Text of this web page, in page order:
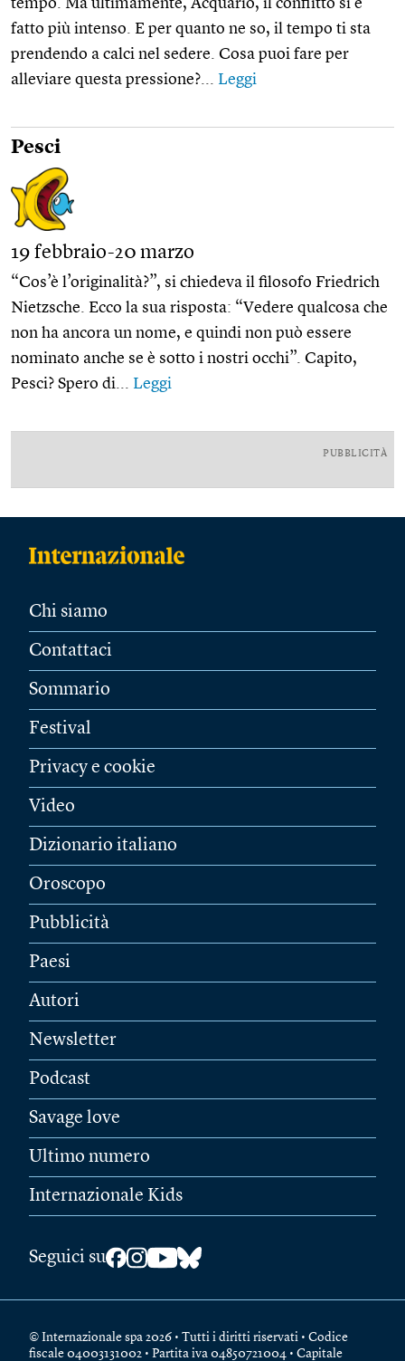
tempo. Ma ultimamente, Acquario, il conflitto si è
fatto più intenso. E per quanto ne so, il tempo ti sta
prendendo a calci nel sedere. Cosa puoi fare per
alleviare questa pressione?... Leggi
Pesci
19 febbraio-20 marzo
“Cos’è l’originalità?”, si chiedeva il filosofo Friedrich
Nietzsche. Ecco la sua risposta: “Vedere qualcosa che
non ha ancora un nome, e quindi non può essere
nominato anche se è sotto i nostri occhi”. Capito,
Pesci? Spero di... Leggi
PUBBLICITÀ
Chi siamo
Contattaci
Sommario
Festival
Privacy e cookie
Video
Dizionario italiano
Oroscopo
Pubblicità
Paesi
Autori
Newsletter
Podcast
Savage love
Ultimo numero
Internazionale Kids
Seguici su
© Internazionale spa 2026 • Tutti i diritti riservati • Codice
fiscale 04003131002 • Partita iva 04850721004 • Capitale